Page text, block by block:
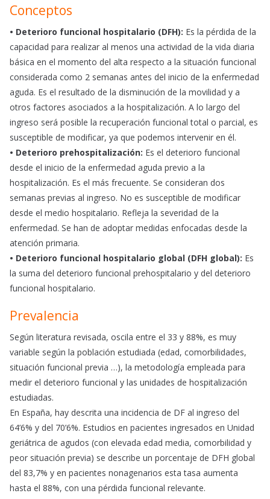
Conceptos
• Deterioro funcional hospitalario (DFH): Es la pérdida de la
capacidad para realizar al menos una actividad de la vida diaria
básica en el momento del alta respecto a la situación funcional
considerada como 2 semanas antes del inicio de la enfermedad
aguda. Es el resultado de la disminución de la movilidad y a
otros factores asociados a la hospitalización. A lo largo del
ingreso será posible la recuperación funcional total o parcial, es
susceptible de modificar, ya que podemos intervenir en él.
• Deterioro prehospitalización: Es el deterioro funcional
desde el inicio de la enfermedad aguda previo a la
hospitalización. Es el más frecuente. Se consideran dos
semanas previas al ingreso. No es susceptible de modificar
desde el medio hospitalario. Refleja la severidad de la
enfermedad. Se han de adoptar medidas enfocadas desde la
atención primaria.
• Deterioro funcional hospitalario global (DFH global): Es
la suma del deterioro funcional prehospitalario y del deterioro
funcional hospitalario.
Prevalencia
Según literatura revisada, oscila entre el 33 y 88%, es muy
variable según la población estudiada (edad, comorbilidades,
situación funcional previa …), la metodología empleada para
medir el deterioro funcional y las unidades de hospitalización
estudiadas.
En España, hay descrita una incidencia de DF al ingreso del
64’6% y del 70’6%. Estudios en pacientes ingresados en Unidad
geriátrica de agudos (con elevada edad media, comorbilidad y
peor situación previa) se describe un porcentaje de DFH global
del 83,7% y en pacientes nonagenarios esta tasa aumenta
hasta el 88%, con una pérdida funcional relevante.